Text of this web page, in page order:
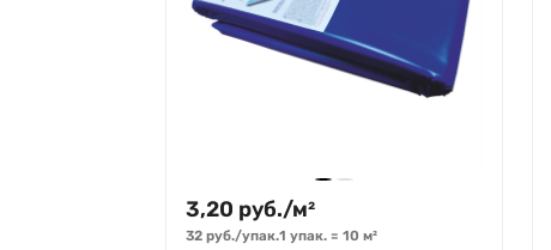
3,20 руб./м²
32 руб./упак.1 упак. = 10 м²